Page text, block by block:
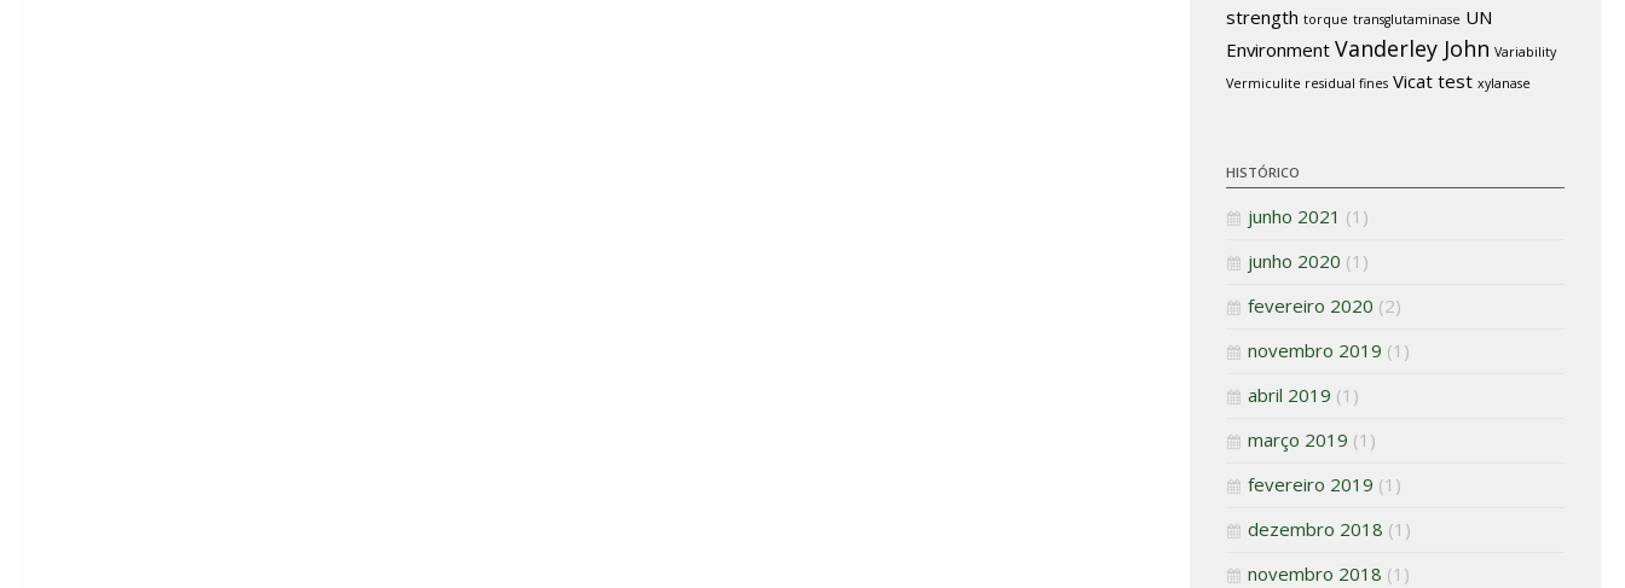
strength torque transglutaminase UN
Environment Vanderley John Variability
Vermiculite residual fines Vicat test xylanase
HISTÓRICO
junho 2021 (1)
junho 2020 (1)
fevereiro 2020 (2)
novembro 2019 (1)
abril 2019 (1)
março 2019 (1)
fevereiro 2019 (1)
dezembro 2018 (1)
novembro 2018 (1)